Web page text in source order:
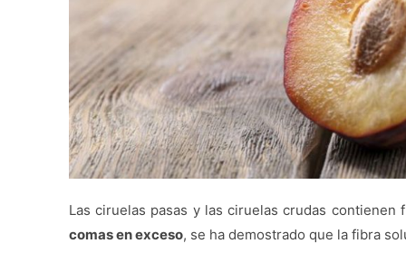
Las ciruelas pasas y las ciruelas crudas contienen
comas en exceso, se ha demostrado que la fibra